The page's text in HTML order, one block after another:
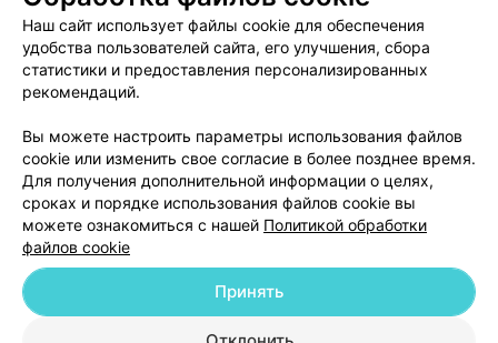
Вакансии
Партнеры
Написать руководителю 103.by
Обработка персональных данных
© 2026 ООО «Артокс Лаб», УНП 191700409
| 220012, Республика Беларусь,
Наш сайт использует файлы cookie для обеспечения
удобства пользователей сайта, его улучшения, сбора
статистики и предоставления персонализированных
рекомендаций.
Вы можете настроить параметры использования файлов
cookie или изменить свое согласие в более позднее время.
Для получения дополнительной информации о целях,
сроках и порядке использования файлов cookie вы
можете ознакомиться с нашей Политикой обработки
файлов cookie
Принять